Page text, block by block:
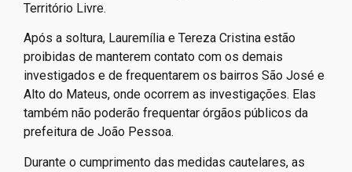
Território Livre.
Após a soltura, Lauremília e Tereza Cristina estão
proibidas de manterem contato com os demais
investigados e de frequentarem os bairros São José e
Alto do Mateus, onde ocorrem as investigações. Elas
também não poderão frequentar órgãos públicos da
prefeitura de João Pessoa.
Durante o cumprimento das medidas cautelares, as